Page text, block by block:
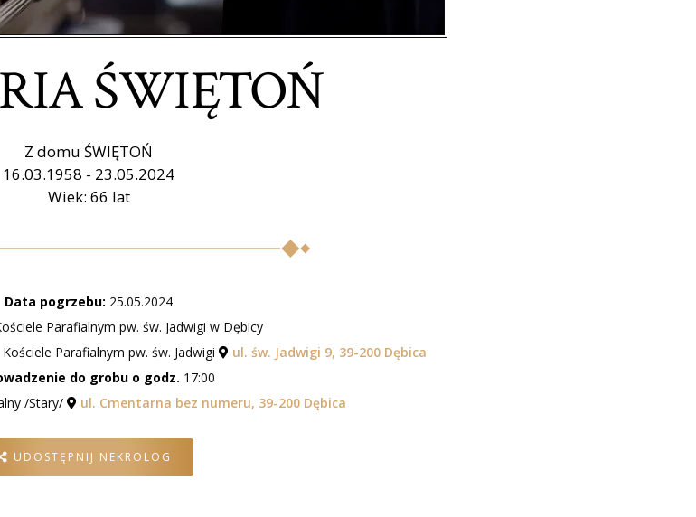
ŚWIĘTOŃ
Z domu ŚWIĘTOŃ
16.03.1958 - 23.05.2024
Wiek: 66 lat
Data pogrzebu: 25.05.2024
Parafialnym pw. św. Jadwigi w Dębicy
Parafialnym pw. św. Jadwigi
ul. św. Jadwigi 9, 39-200 Dębica
do grobu o godz. 17:00
/Stary/ ul. Cmentarna bez numeru, 39-200 Dębica
UDOSTĘPNIJ NEKROLOG